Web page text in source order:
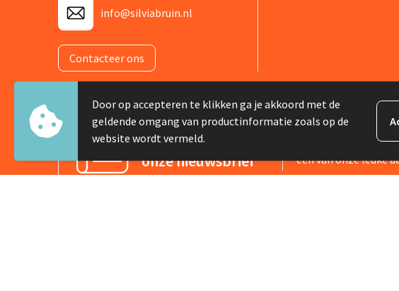
info@silviabruin.nl
Contacteer ons
Meld je aan voor
onze nieuwsbrief
Schrijf je in voor
één van onze leuke
Door op accepteren te klikken ga je akkoord met de
geldende omgang van productinformatie zoals op de
website wordt vermeld.